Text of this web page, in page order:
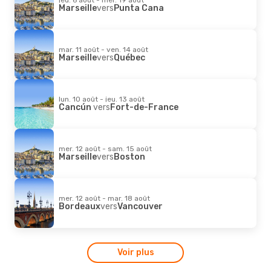
MarseilleversPunta Cana
mar. 11 août - ven. 14 août
MarseilleversQuébec
lun. 10 août - jeu. 13 août
Cancún versFort-de-France
mer. 12 août - sam. 15 août
MarseilleversBoston
mer. 12 août - mar. 18 août
BordeauxversVancouver
Voir plus